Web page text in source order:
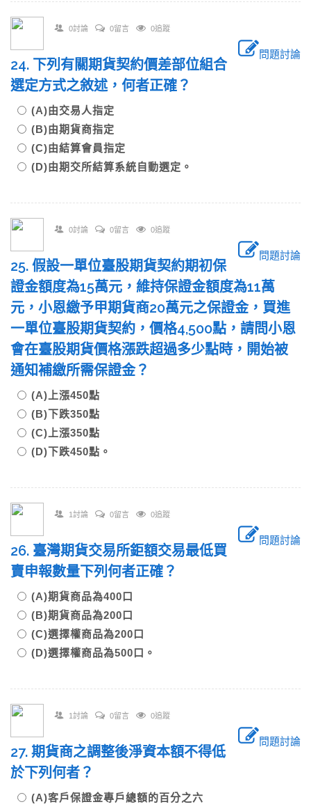
0討論 0留言 0追蹤
問題討論
24. 下列有關期貨契約價差部位組合
選定方式之敘述，何者正確？
(A)由交易人指定
(B)由期貨商指定
(C)由結算會員指定
(D)由期交所結算系統自動選定。
0討論 0留言 0追蹤
問題討論
25. 假設一單位臺股期貨契約期初保
證金額度為15萬元，維持保證金額度為11萬
元，小恩繳予甲期貨商20萬元之保證金，買進
一單位臺股期貨契約，價格4,500點，請問小恩
會在臺股期貨價格漲跌超過多少點時，開始被
通知補繳所需保證金？
(A)上漲450點
(B)下跌350點
(C)上漲350點
(D)下跌450點。
1討論 0留言 0追蹤
問題討論
26. 臺灣期貨交易所鉅額交易最低買
賣申報數量下列何者正確？
(A)期貨商品為400口
(B)期貨商品為200口
(C)選擇權商品為200口
(D)選擇權商品為500口。
1討論 0留言 0追蹤
問題討論
27. 期貨商之調整後淨資本額不得低
於下列何者？
(A)客戶保證金專戶總額的百分之六